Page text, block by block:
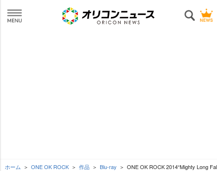
ホーム ONE OK ROCK 作品 Blu-ray ONE OK ROCK 2014“Mighty Long